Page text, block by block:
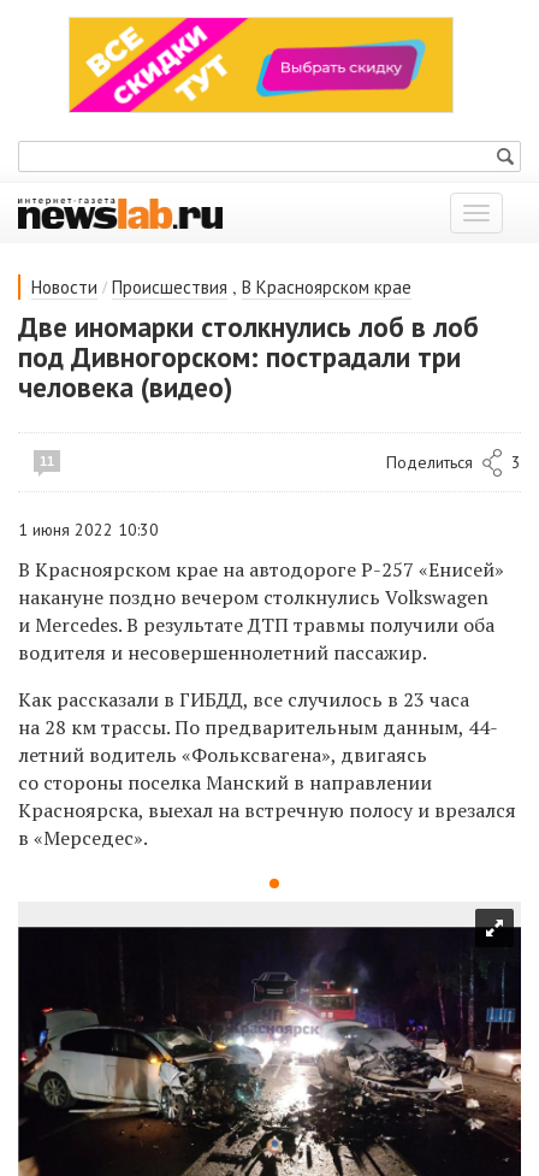
Показать
меню
Новости / Происшествия , В Красноярском крае
Две иномарки столкнулись лоб в лоб
под Дивногорском: пострадали три
человека (видео)
11 Поделиться 3
1 июня 2022 10:30
В Красноярском крае на автодороге Р-257 «Енисей»
накануне поздно вечером столкнулись Volkswagen
и Mercedes. В результате ДТП травмы получили оба
водителя и несовершеннолетний пассажир.
Как рассказали в ГИБДД, все случилось в 23 часа
на 28 км трассы. По предварительным данным, 44-
летний водитель «Фольксвагена», двигаясь
со стороны поселка Манский в направлении
Красноярска, выехал на встречную полосу и врезался
в «Мерседес».